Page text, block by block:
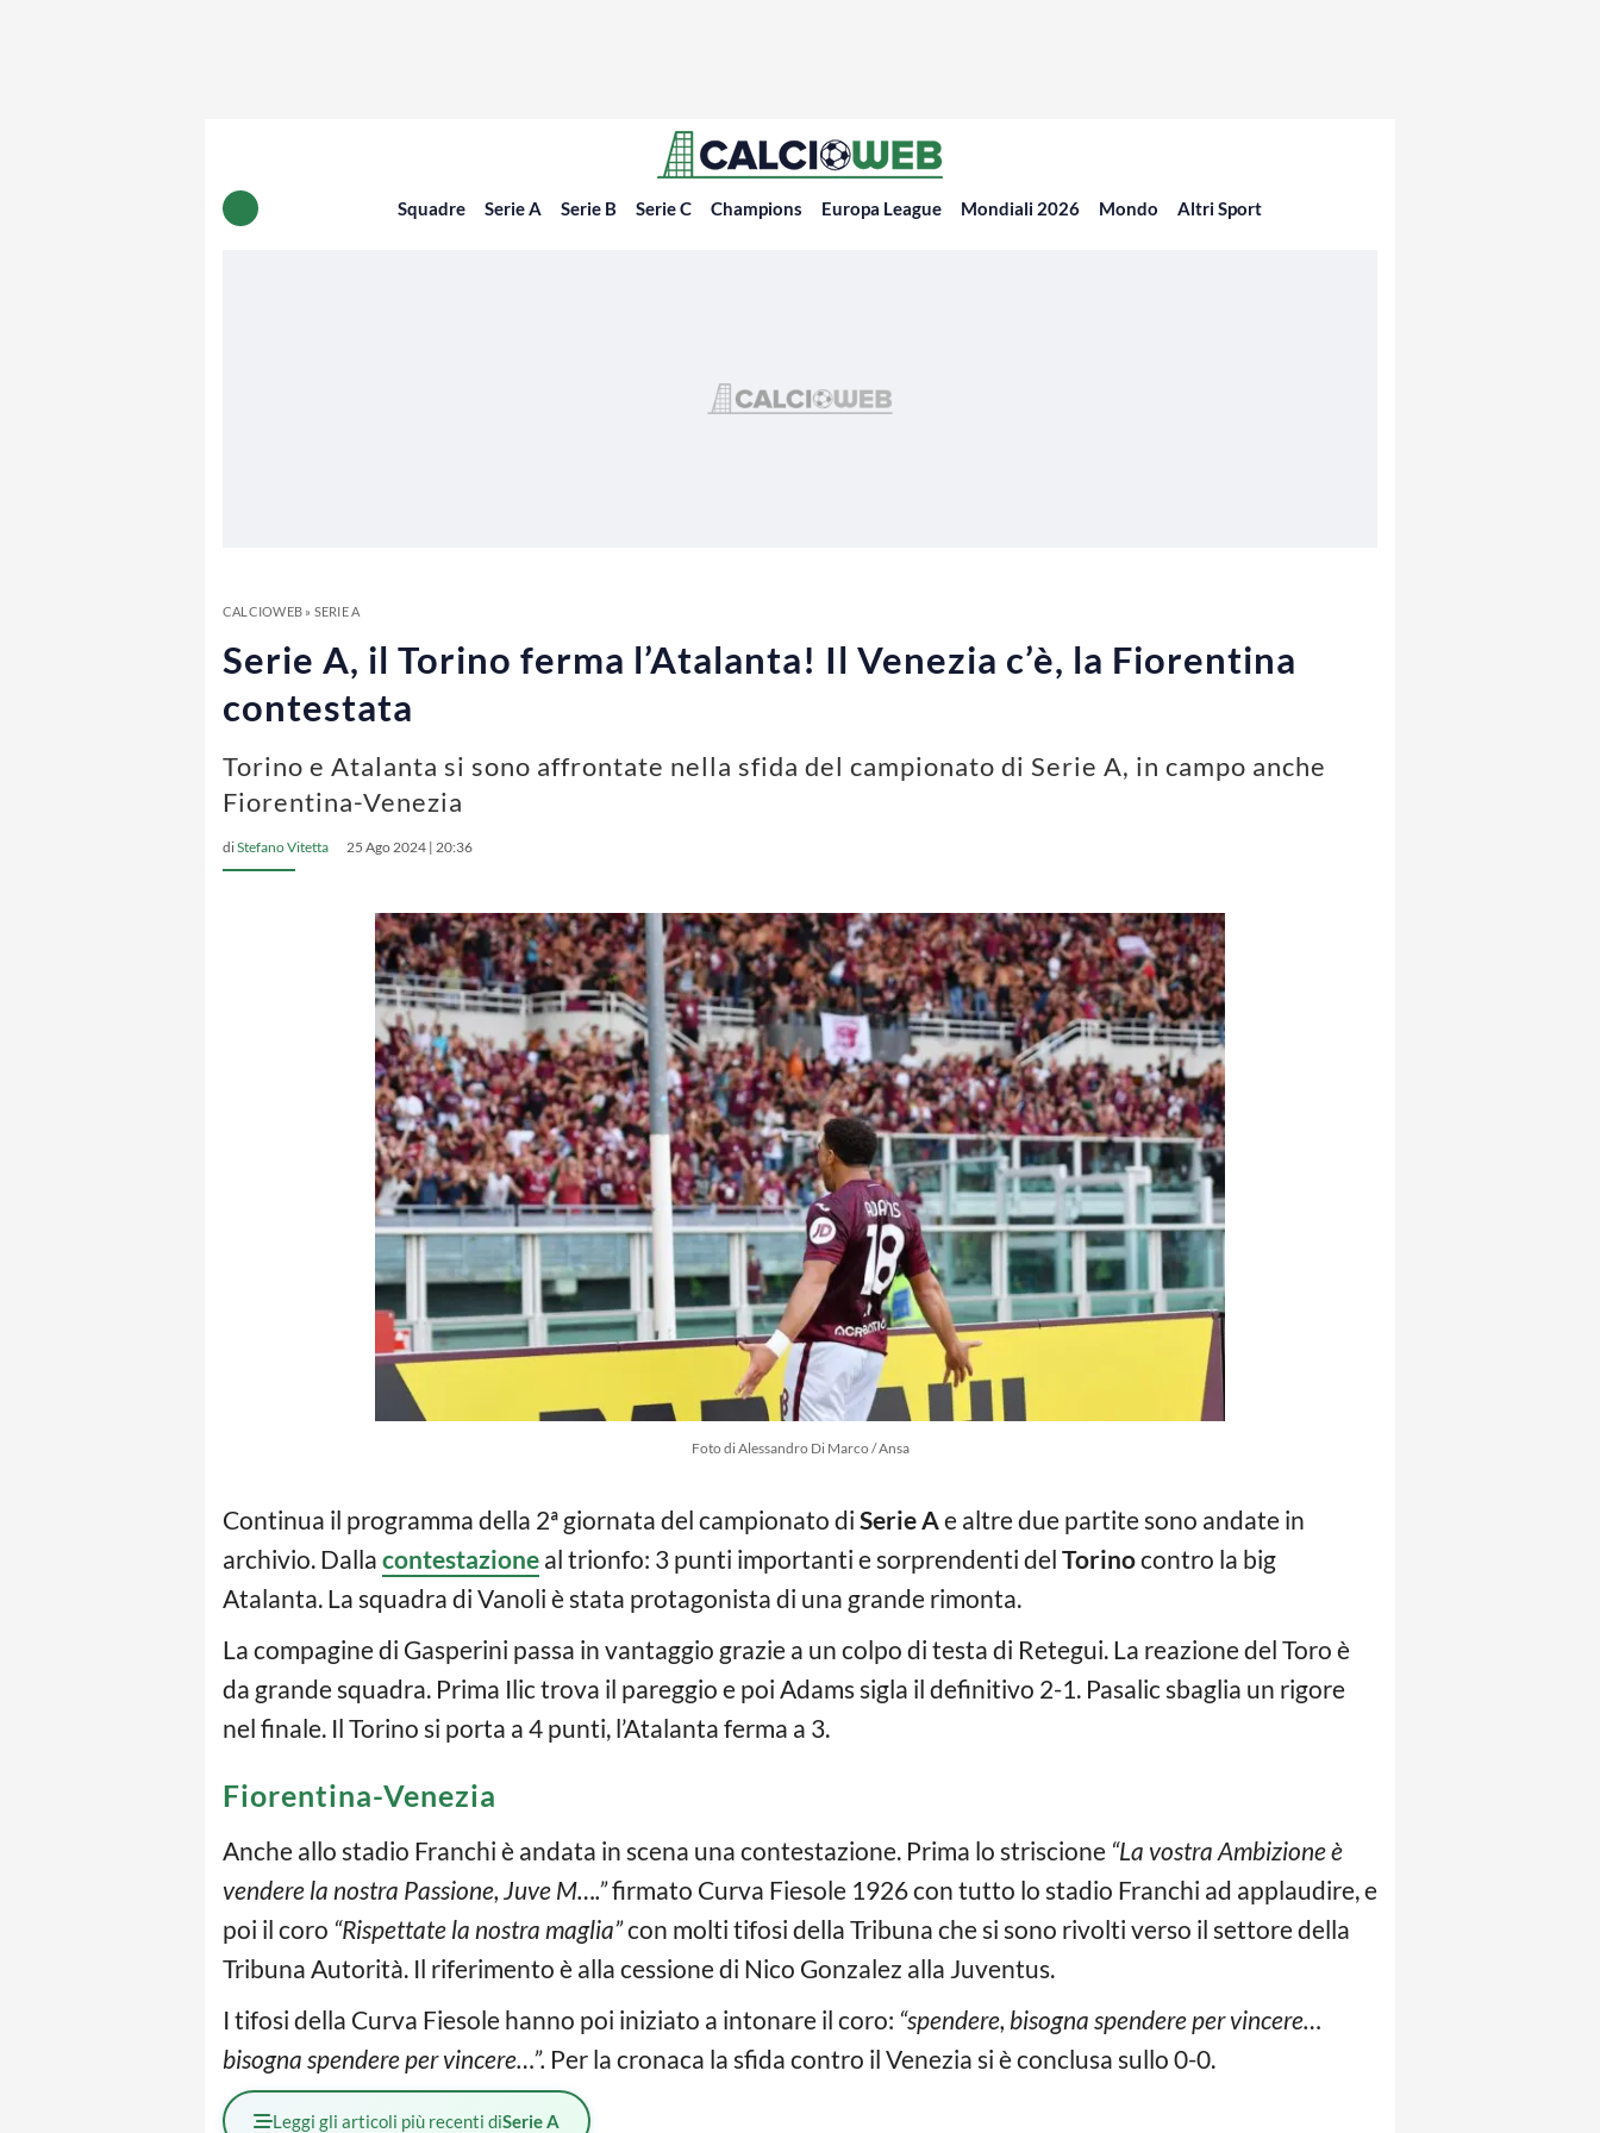
Squadre Serie A Serie B Serie C Champions Europa League Mondiali 2026 Mondo Altri Sport
CALCIOWEB» SERIE A
Serie A, il Torino ferma l’Atalanta! Il Venezia c’è, la Fiorentina
contestata
Torino e Atalanta si sono affrontate nella sfida del campionato di Serie A, in campo anche
Fiorentina-Venezia
diStefano Vitetta 25 Ago 2024 | 20:36
Foto di Alessandro Di Marco / Ansa
Continua il programma della 2ª giornata del campionato di Serie Ae altre due partite sono andate in
archivio. Dalla contestazione al trionfo: 3 punti importanti e sorprendenti del Torinocontro la big
Atalanta. La squadra di Vanoli è stata protagonista di una grande rimonta.
La compagine di Gasperini passa in vantaggio grazie a un colpo di testa di Retegui. La reazione del Toro è
da grande squadra. Prima Ilic trova il pareggio e poi Adams sigla il definitivo 2-1. Pasalic sbaglia un rigore
nel finale. Il Torino si porta a 4 punti, l’Atalanta ferma a 3.
Fiorentina-Venezia
Anche allo stadio Franchi è andata in scena una contestazione. Prima lo striscione “La vostra Ambizione è
vendere la nostra Passione, Juve M….”firmato Curva Fiesole 1926 con tutto lo stadio Franchi ad applaudire, e
poi il coro “Rispettate la nostra maglia”con molti tifosi della Tribuna che si sono rivolti verso il settore della
Tribuna Autorità. Il riferimento è alla cessione di Nico Gonzalez alla Juventus.
I tifosi della Curva Fiesole hanno poi iniziato a intonare il coro: “spendere, bisogna spendere per vincere…
bisogna spendere per vincere…”. Per la cronaca la sfida contro il Venezia si è conclusa sullo 0-0.
Leggi gli articoli più recenti diSerie A